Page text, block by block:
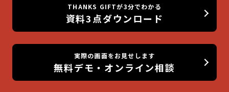
THANKS GIFTが3分でわかる
資料3点ダウンロード
実際の画面をお見せします
無料デモ・オンライン相談